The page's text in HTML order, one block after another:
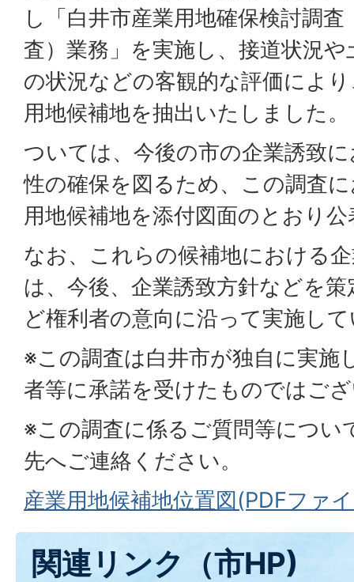
し「白井市産業用地確保検討調
査）業務」を実施し、接道状況
の状況などの客観的な評価によ
用地候補地を抽出いたしました。
ついては、今後の市の企業誘致
性の確保を図るため、この調査
用地候補地を添付図面のとおり
なお、これらの候補地における
は、今後、企業誘致方針などを
ど権利者の意向に沿って実施し
※この調査は白井市が独自に実施
者等に承諾を受けたものではご
※この調査に係るご質問等につい
先へご連絡ください。
産業用地候補地位置図(PDFファ
関連リンク（市HP)